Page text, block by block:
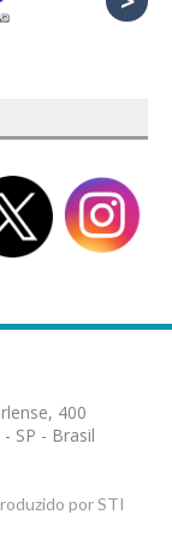
400
SP - Brasil
por STI